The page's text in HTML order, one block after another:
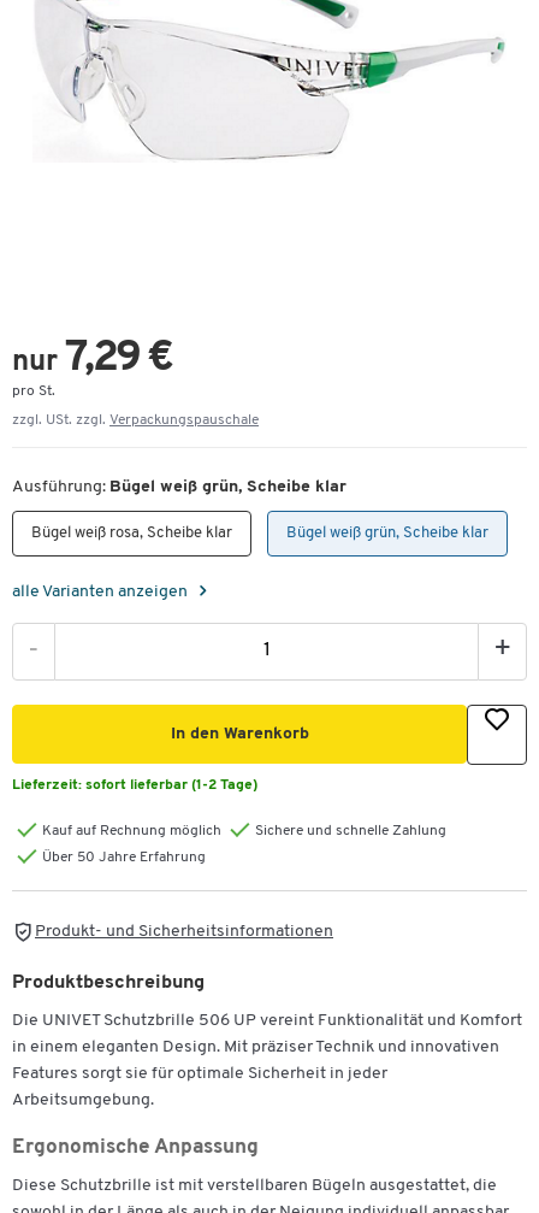
nur 7,29 €
pro St.
zzgl. USt. zzgl. Verpackungspauschale
Ausführung: Bügel weiß grün, Scheibe klar
Bügel weiß rosa, Scheibe klar Bügel weiß grün, Scheibe klar
alle Varianten anzeigen
- +
In den Warenkorb
Lieferzeit: sofort lieferbar (1-2 Tage)
Kauf auf Rechnung möglich
Sichere und schnelle Zahlung
Über 50 Jahre Erfahrung
Produkt- und Sicherheitsinformationen
Produktbeschreibung
Die UNIVET Schutzbrille 506 UP vereint Funktionalität und Komfort
in einem eleganten Design. Mit präziser Technik und innovativen
Features sorgt sie für optimale Sicherheit in jeder
Arbeitsumgebung.
Ergonomische Anpassung
Diese Schutzbrille ist mit verstellbaren Bügeln ausgestattet, die